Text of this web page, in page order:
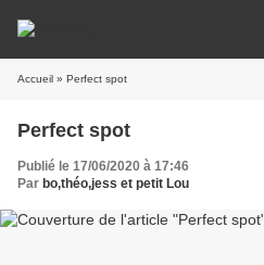
Accueil » Perfect spot
Perfect spot
Publié le 17/06/2020 à 17:46
Par bo,théo,jess et petit Lou